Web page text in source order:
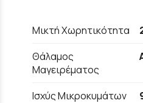
Μικτή Χωρητικότητα
Θάλαμος
Μαγειρέματος
Ισχύς Μικροκυμάτων